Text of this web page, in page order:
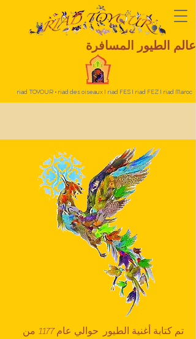
عالم الطيور المسافرة
riad TOYOUR • riad des oiseaux I riad FES I riad FEZ I riad Maroc
تم كتابة أغنية الطيور حوالي عام 1177 من